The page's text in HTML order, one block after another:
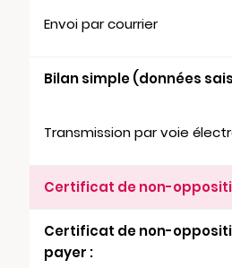
Envoi par courrier
Bilan simple (données
Transmission par voie
Certificat de non-
Certificat de non-
payer :